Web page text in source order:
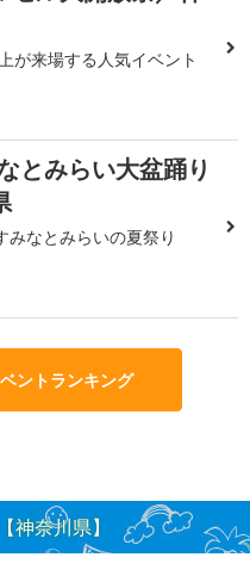
が来場する人気イベント
とみらい大盆踊り
みなとみらいの夏祭り
ントランキング
神奈川県】